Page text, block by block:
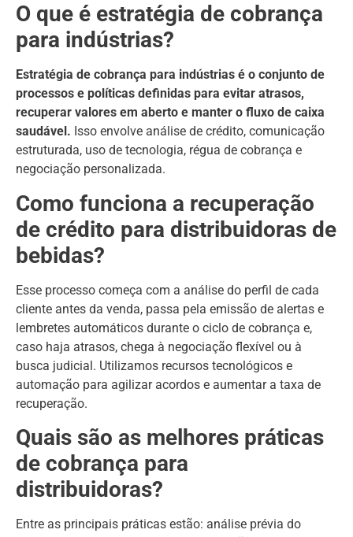
O que é estratégia de cobrança
para indústrias?
Estratégia de cobrança para indústrias é o conjunto de
processos e políticas definidas para evitar atrasos,
recuperar valores em aberto e manter o fluxo de caixa
saudável. Isso envolve análise de crédito, comunicação
estruturada, uso de tecnologia, régua de cobrança e
negociação personalizada.
Como funciona a recuperação
de crédito para distribuidoras de
bebidas?
Esse processo começa com a análise do perfil de cada
cliente antes da venda, passa pela emissão de alertas e
lembretes automáticos durante o ciclo de cobrança e,
caso haja atrasos, chega à negociação flexível ou à
busca judicial. Utilizamos recursos tecnológicos e
automação para agilizar acordos e aumentar a taxa de
recuperação.
Quais são as melhores práticas
de cobrança para
distribuidoras?
Entre as principais práticas estão: análise prévia do